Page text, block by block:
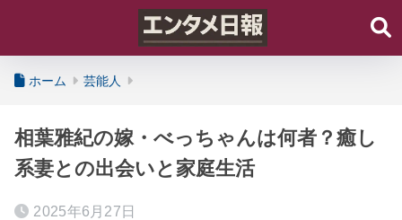
ホーム 芸能人
相葉雅紀の嫁・べっちゃんは何者？癒し
系妻との出会いと家庭生活
2025年6月27日